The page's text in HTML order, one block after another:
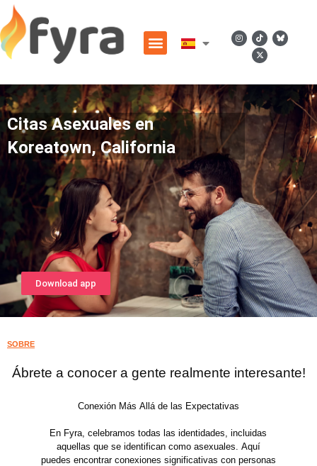
Citas Asexuales en
Koreatown, California
Download app
SOBRE
Ábrete a conocer a gente realmente interesante!
Conexión Más Allá de las Expectativas
En Fyra, celebramos todas las identidades, incluidas
aquellas que se identifican como asexuales. Aquí
puedes encontrar conexiones significativas con personas